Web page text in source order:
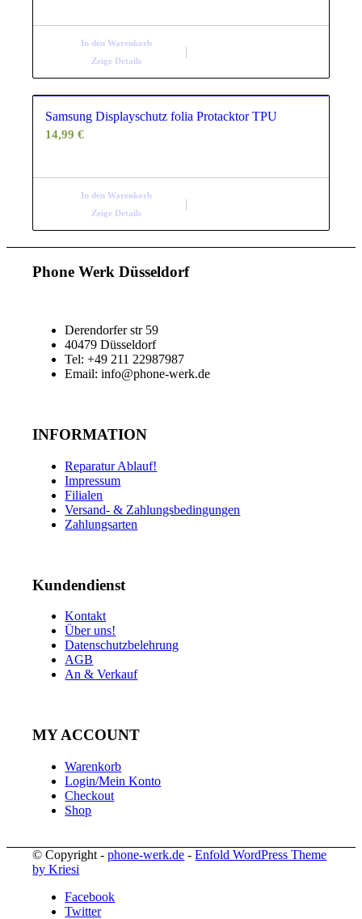
139,99 € 89,99 €.
In den Warenkorb
Zeige Details
Samsung Displayschutz folia Protacktor TPU
14,99€
In den Warenkorb
Zeige Details
Phone Werk Düsseldorf
Derendorfer str 59
40479 Düsseldorf
Tel: +49 211 22987987
Email: info@phone-werk.de
INFORMATION
Reparatur Ablauf!
Impressum
Filialen
Versand- & Zahlungsbedingungen
Zahlungsarten
Kundendienst
Kontakt
Über uns!
Datenschutzbelehrung
AGB
An & Verkauf
MY ACCOUNT
Warenkorb
Login/Mein Konto
Checkout
Shop
© Copyright -phone-werk.de -Enfold WordPress Theme
by Kriesi
Facebook
Twitter